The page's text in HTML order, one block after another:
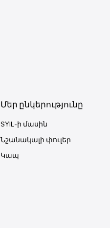
Մեր ընկերությունը
SYIL-ի մասին
Նշանակալի փուլեր
Կապ